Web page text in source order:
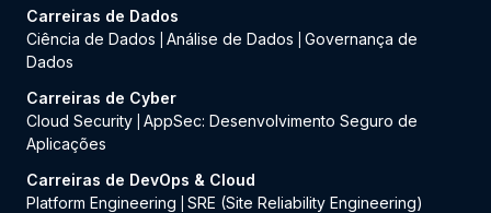
Carreiras de Dados
Ciência de Dados
Análise de Dados
Governança de
Dados
Carreiras de Cyber
Cloud Security AppSec: Desenvolvimento Seguro de
Aplicações
Carreiras de DevOps & Cloud
Platform Engineering
SRE (Site Reliability Engineering)